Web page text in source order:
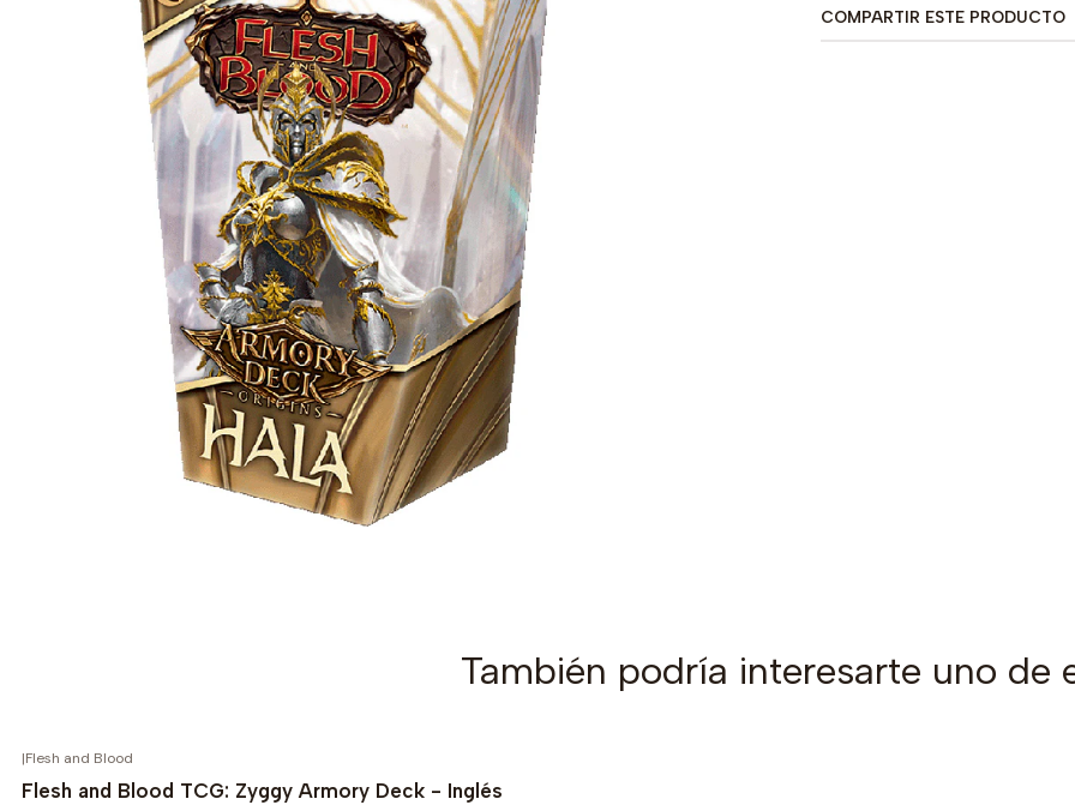
COMPARTIR ESTE PRODUCTO
También podría interesarte uno de
-20%
|Flesh and Blood
Flesh and Blood TCG: Zyggy Armory Deck - Inglés